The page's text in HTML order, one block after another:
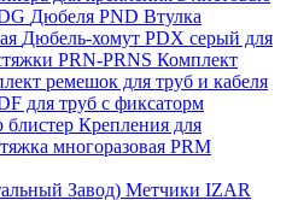
Дюбеля PND Втулка
Дюбель-хомут PDX серый для
PRN-PRNS Комплект
ремешок для труб и кабеля
для труб с фиксаторм
блистер Крепления для
многоразовая PRM
Завод) Метчики IZAR